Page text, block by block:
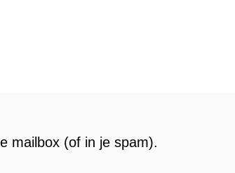
mailbox (of in je spam).